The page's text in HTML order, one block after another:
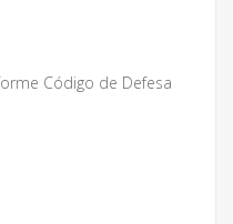
Código de Defesa